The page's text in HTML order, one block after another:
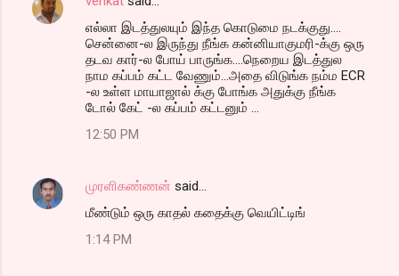
எல்லா இடத்துலயும் இந்த கொடுமை நடக்குது....
சென்னை-ல இருந்து நீங்க கன்னியாகுமரி-க்கு ஒரு
தடவ கார்-ல போய் பாருங்க....நெறைய இடத்துல
நாம கப்பம் கட்ட வேணும்...அதை விடுங்க நம்ம ECR
-ல உள்ள மாயாஜால் க்கு போங்க அதுக்கு நீங்க
டோல் கேட் -ல கப்பம் கட்டனும் ...
12:50 PM
முரளிகண்ணன் said…
மீண்டும் ஒரு காதல் கதைக்கு வெயிட்டிங்
1:14 PM